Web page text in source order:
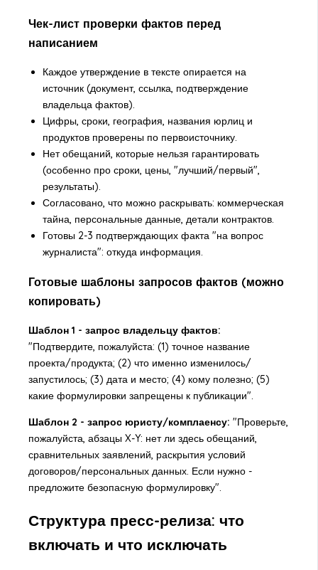
Чек-лист проверки фактов перед
написанием
Каждое утверждение в тексте опирается на
источник (документ, ссылка, подтверждение
владельца фактов).
Цифры, сроки, география, названия юрлиц и
продуктов проверены по первоисточнику.
Нет обещаний, которые нельзя гарантировать
(особенно про сроки, цены, "лучший/первый",
результаты).
Согласовано, что можно раскрывать: коммерческая
тайна, персональные данные, детали контрактов.
Готовы 2-3 подтверждающих факта "на вопрос
журналиста": откуда информация.
Готовые шаблоны запросов фактов (можно
копировать)
Шаблон 1 - запрос владельцу фактов:
"Подтвердите, пожалуйста: (1) точное название
проекта/продукта; (2) что именно изменилось/
запустилось; (3) дата и место; (4) кому полезно; (5)
какие формулировки запрещены к публикации".
Шаблон 2 - запрос юристу/комплаенсу: "Проверьте,
пожалуйста, абзацы X-Y: нет ли здесь обещаний,
сравнительных заявлений, раскрытия условий
договоров/персональных данных. Если нужно -
предложите безопасную формулировку".
Структура пресс-релиза: что
включать и что исключать